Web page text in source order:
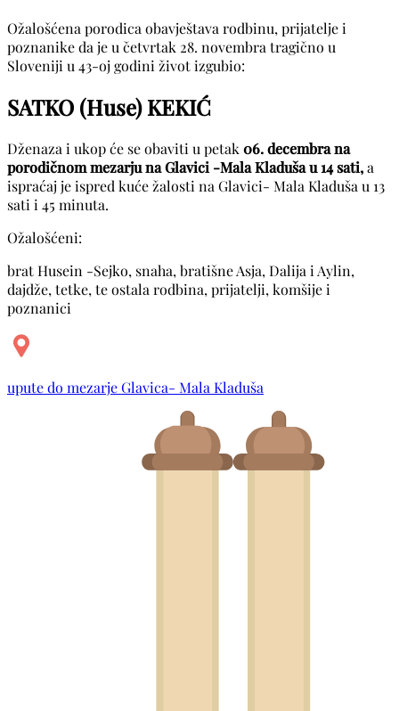
Ožalošćena porodica obavještava rodbinu, prijatelje i
poznanike da je u četvrtak 28. novembra tragično u
Sloveniji u 43-oj godini život izgubio:
SATKO (Huse) KEKIĆ
Dženaza i ukop će se obaviti u petak 06. decembra na
porodičnom mezarju na Glavici -Mala Kladuša u 14 sati,a
ispraćaj je ispred kuće žalosti na Glavici- Mala Kladuša u 13
sati i 45 minuta.
Ožalošćeni:
brat Husein -Sejko, snaha, bratišne Asja, Dalija i Aylin,
dajdže, tetke, te ostala rodbina, prijatelji, komšije i
poznanici
upute do mezarje Glavica- Mala Kladuša